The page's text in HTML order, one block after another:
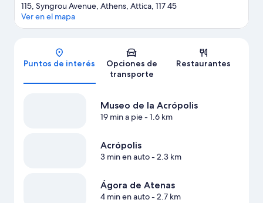
Mapa
115, Syngrou Avenue, Athens, Attica, 117 45
Ver en el mapa
Puntos de interés
Opciones de
transporte
Restaurantes
Museo de la Acrópolis
19 min a pie- 1.6 km
Acrópolis
3 min en auto- 2.3 km
Ágora de Atenas
4 min en auto- 2.7 km